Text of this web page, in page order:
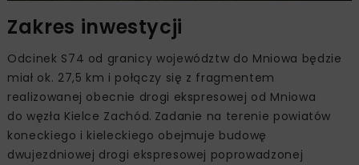
Zakres inwestycji
Odcinek S74 od granicy województw do Mniowa będzie
miał ok. 27,5 km i połączy się z fragmentem
realizowanej obecnie drogi ekspresowej od Mniowa
do węzła Kielce Zachód. Zadanie na terenie powiatów
koneckiego i kieleckiego obejmuje budowę
dwujezdniowej drogi ekspresowej poprowadzonej